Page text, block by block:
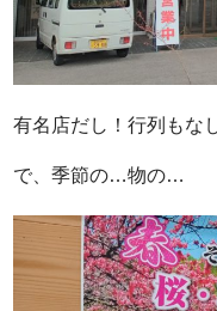
有名店だし！行列もな
で、季節の…物の…